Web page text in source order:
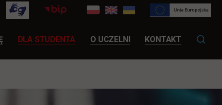
LINK OTWIERA SIĘ W NOWEJ KARCIE
DLA STUDENTA O UCZELNI KONTAKT